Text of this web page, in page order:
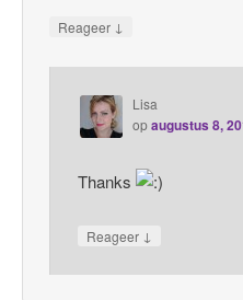
Reageer ↓
Lisa
opaugustus 8,
Thanks
Reageer ↓